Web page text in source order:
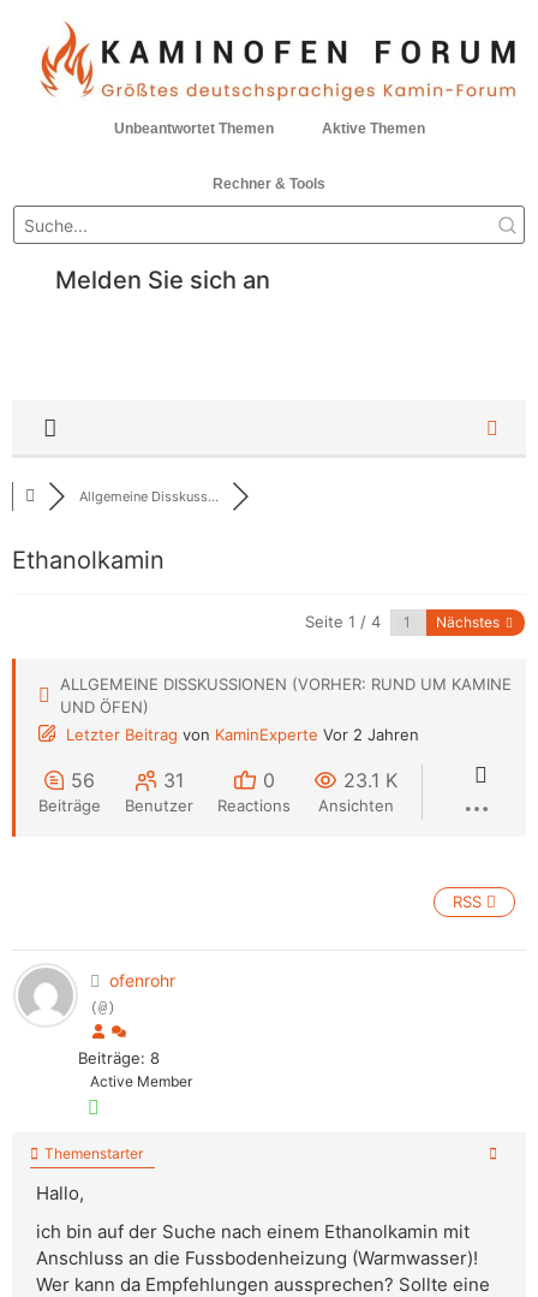
Unbeantwortet Themen Aktive Themen
Rechner & Tools
Melden Sie sich an
Allgemeine Disskuss...
Ethanolkamin
Seite 1 / 4 Nächstes
ALLGEMEINE DISSKUSSIONEN (VORHER: RUND UM KAMINE
UND ÖFEN)
Letzter Beitrag von KaminExperte Vor 2 Jahren
56
Beiträge
31
Benutzer
0
Reactions
23.1 K
Ansichten
RSS
ofenrohr
(@)
Beiträge: 8
Active Member
Themenstarter
Hallo,
ich bin auf der Suche nach einem Ethanolkamin mit
Anschluss an die Fussbodenheizung (Warmwasser)!
Wer kann da Empfehlungen aussprechen? Sollte eine